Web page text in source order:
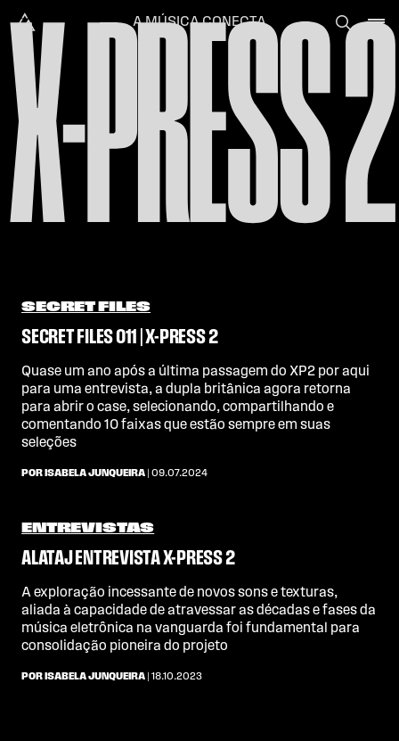
Alataj
A MÚSICA CONECTA
X-PRESS 2
SECRET FILES
SECRET FILES 011 | X-PRESS 2
Quase um ano após a última passagem do XP2 por aqui
para uma entrevista, a dupla britânica agora retorna
para abrir o case, selecionando, compartilhando e
comentando 10 faixas que estão sempre em suas
seleções
POR ISABELA JUNQUEIRA | 09.07.2024
ENTREVISTAS
ALATAJ ENTREVISTA X-PRESS 2
A exploração incessante de novos sons e texturas,
aliada à capacidade de atravessar as décadas e fases da
música eletrônica na vanguarda foi fundamental para
consolidação pioneira do projeto
POR ISABELA JUNQUEIRA | 18.10.2023